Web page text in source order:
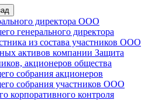
директора ООО
генерального директора
из состава участников ООО
активов компании Защита
акционеров общества
собрания акционеров
собрания участников ООО
корпоративного контроля